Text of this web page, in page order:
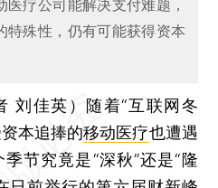
疗公司能解决支付难题，
特殊性，仍有可能获得资本
刘佳英） 随着“互联网冬
本追捧的移动医疗也遭遇
节究竟是“深秋”还是“隆